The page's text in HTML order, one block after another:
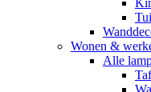
Wonen &
Alle